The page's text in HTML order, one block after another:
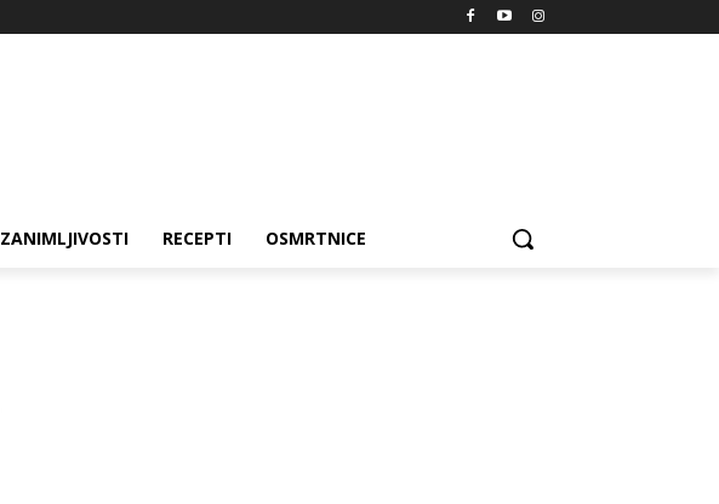
ZANIMLJIVOSTI RECEPTI OSMRTNICE